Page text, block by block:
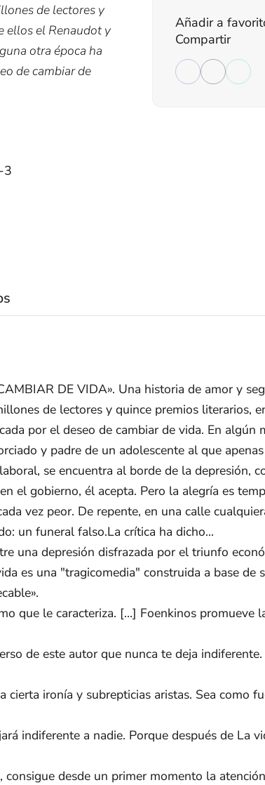
de lectores y
ellos el Renaudot y
otra época ha
de cambiar de
3
Añadir a
Compartir
DE VIDA». Una historia de amor y
de lectores y quince premios literarios,
por el deseo de cambiar de vida. En algún
y padre de un adolescente al que
se encuentra al borde de la depresión,
el gobierno, él acepta. Pero la alegría es
vez peor. De repente, en una calle
un funeral falso.La crítica ha dicho...
una depresión disfrazada por el triunfo
es una "tragicomedia" construida a base de
que le caracteriza. […] Foenkinos promueve
de este autor que nunca te deja
ironía y subrepticias aristas. Sea como
indiferente a nadie. Porque después de La
desde un primer momento la